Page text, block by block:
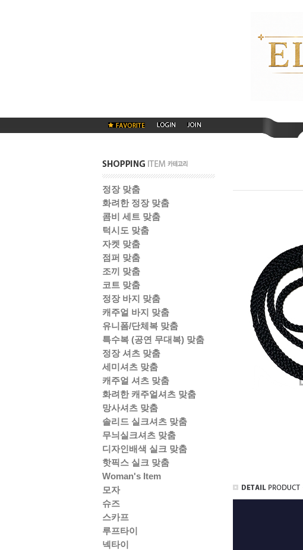
정장 맞춤
화려한 정장 맞춤
콤비 세트 맞춤
턱시도 맞춤
자켓 맞춤
점퍼 맞춤
조끼 맞춤
코트 맞춤
정장 바지 맞춤
캐주얼 바지 맞춤
유니폼/단체복 맞춤
특수복 (공연 무대복) 맞춤
정장 셔츠 맞춤
세미셔츠 맞춤
캐주얼 셔츠 맞춤
화려한 캐주얼셔츠 맞춤
망사셔츠 맞춤
솔리드 실크셔츠 맞춤
무늬실크셔츠 맞춤
디자인배색 실크 맞춤
핫픽스 실크 맞춤
Woman's Item
모자
슈즈
스카프
루프타이
넥타이